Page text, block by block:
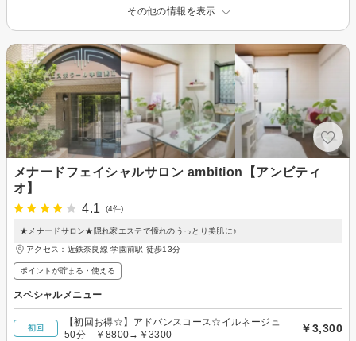
その他の情報を表示
メナードフェイシャルサロン ambition【アンビティ
オ】
4.1
(4件)
★メナードサロン★隠れ家エステで憧れのうっとり美肌に♪
アクセス：近鉄奈良線 学園前駅 徒歩13分
ポイントが貯まる・使える
スペシャルメニュー
初回
【初回お得☆】アドバンスコース☆イルネージュ
50分 ￥8800→￥3300
￥3,300